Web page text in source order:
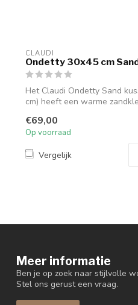
CLAUDI
Ondetty 30x45 cm
Het Claudi Ondetty Sand
cm) heeft een warme
€69,00
Op voorraad
Vergelijk
Meer informatie
Ben je op zoek naar stijlvolle
Stel ons gerust een vraag.